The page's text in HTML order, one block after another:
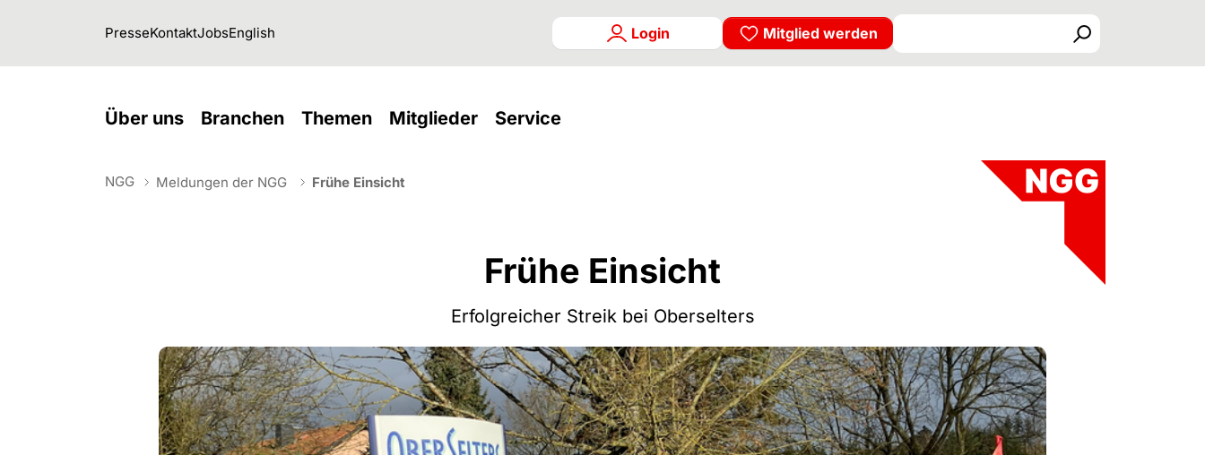
PresseKontaktJobsEnglish Login Mitglied werden
Suchen
Über uns(current)
Branchen(current)
Themen(current)
Mitglieder(current)
Service(current)
You are here:
NGG Meldungen der NGG Frühe Einsicht
Frühe Einsicht
Erfolgreicher Streik bei Oberselters